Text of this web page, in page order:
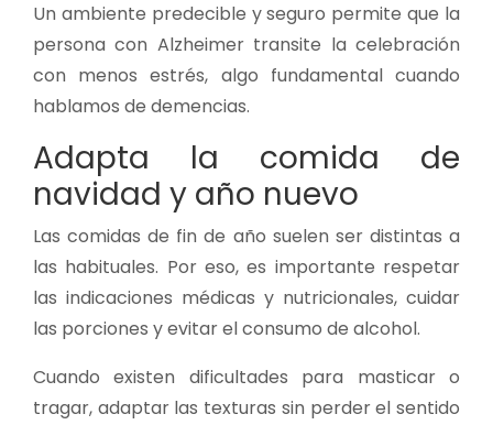
Un ambiente predecible y seguro permite que la
persona con Alzheimer transite la celebración
con menos estrés, algo fundamental cuando
hablamos de demencias.
Adapta la comida de
navidad y año nuevo
Las comidas de fin de año suelen ser distintas a
las habituales. Por eso, es importante respetar
las indicaciones médicas y nutricionales, cuidar
las porciones y evitar el consumo de alcohol.
Cuando existen dificultades para masticar o
tragar, adaptar las texturas sin perder el sentido